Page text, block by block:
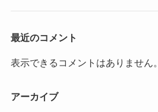
最近のコメント
表示できるコメントはありません。
アーカイブ